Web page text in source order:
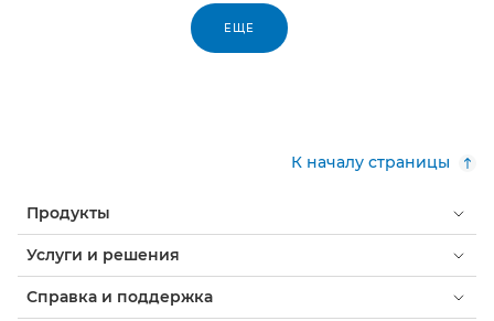
ЕЩЕ
К началу страницы
Продукты
Услуги и решения
Справка и поддержка